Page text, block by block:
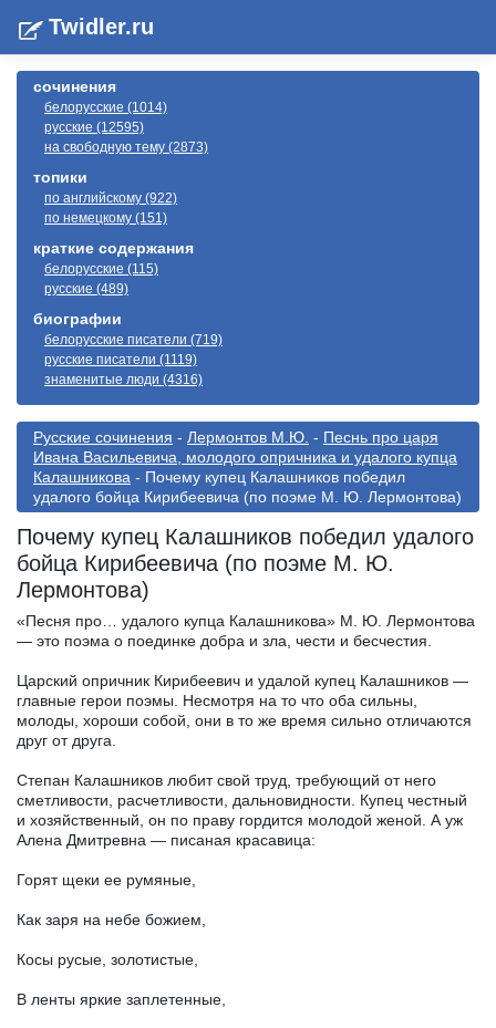
Twidler.ru
сочинения
белорусские (1014)
русские (12595)
на свободную тему (2873)
топики
по английскому (922)
по немецкому (151)
краткие содержания
белорусские (115)
русские (489)
биографии
белорусские писатели (719)
русские писатели (1119)
знаменитые люди (4316)
Русские сочинения - Лермонтов М.Ю. - Песнь про царя
Ивана Васильевича, молодого опричника и удалого купца
Калашникова - Почему купец Калашников победил
удалого бойца Кирибеевича (по поэме М. Ю. Лермонтова)
Почему купец Калашников победил удалого
бойца Кирибеевича (по поэме М. Ю.
Лермонтова)
«Песня про… удалого купца Калашникова» М. Ю. Лермонтова
— это поэма о поединке добра и зла, чести и бесчестия.
Царский опричник Кирибеевич и удалой купец Калашников —
главные герои поэмы. Несмотря на то что оба сильны,
молоды, хороши собой, они в то же время сильно отличаются
друг от друга.
Степан Калашников любит свой труд, требующий от него
сметливости, расчетливости, дальновидности. Купец честный
и хозяйственный, он по праву гордится молодой женой. А уж
Алена Дмитревна — писаная красавица:
Горят щеки ее румяные,
Как заря на небе божием,
Косы русые, золотистые,
В ленты яркие заплетенные,